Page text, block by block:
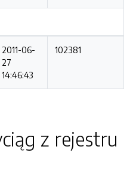
2011-06-
27
14:46:43
102381
z rejestru